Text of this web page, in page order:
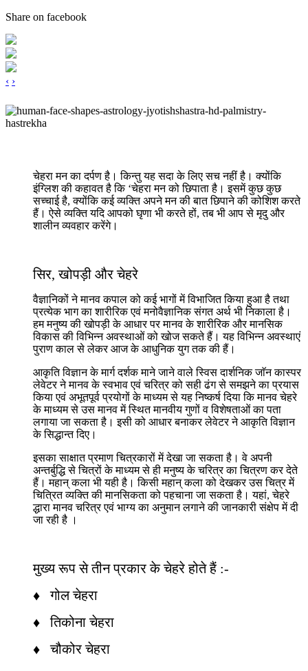
Share on facebook
‹ ›
चेहरा मन का दर्पण है। किन्तु यह सदा के लिए सच नहीं है। क्योंकि
इंग्लिश की कहावत है कि ‘चेहरा मन को छिपाता है। इसमें कुछ कुछ
सच्चाई है, क्योंकि कई व्यक्ति अपने मन की बात छिपाने की कोशिश करते
हैं। ऐसे व्यक्ति यदि आपको घृणा भी करते हों, तब भी आप से मृदु और
शालीन व्यवहार करेंगे।
सिर, खोपड़ी और चेहरे
वैज्ञानिकों ने मानव कपाल को कई भागों में विभाजित किया हुआ है तथा
प्रत्येक भाग का शारीरिक एवं मनोवैज्ञानिक संगत अर्थ भी निकाला है।
हम मनुष्य की खोपड़ी के आधार पर मानव के शारीरिक और मानसिक
विकास की विभिन्न अवस्थाओं को खोज सकते हैं। यह विभिन्न अवस्थाएं
पुराण काल से लेकर आज के आधुनिक युग तक की हैं।
आकृति विज्ञान के मार्ग दर्शक माने जाने वाले स्विस दार्शनिक जाॅन कास्पर
लेवेटर ने मानव के स्वभाव एवं चरित्र को सही ढंग से समझने का प्रयास
किया एवं अभूतपूर्व प्रयोगों के माध्यम से यह निष्कर्ष दिया कि मानव चेहरे
के माध्यम से उस मानव में स्थित मानवीय गुणों व विशेषताओं का पता
लगाया जा सकता है। इसी को आधार बनाकर लेवेटर ने आकृति विज्ञान
के सिद्धान्त दिए।
इसका साक्षात प्रमाण चित्रकारों में देखा जा सकता है। वे अपनी
अन्तर्बुद्धि से चित्रों के माध्यम से ही मनुष्य के चरित्र का चित्रण कर देते
हैं। महान् कला भी यही है। किसी महान् कला को देखकर उस चित्र में
चित्रित व्यक्ति की मानसिकता को पहचाना जा सकता है। यहां, चेहरे
द्धारा मानव चरित्र एवं भाग्य का अनुमान लगाने की जानकारी संक्षेप में दी
जा रही है ।
मुख्य रूप से तीन प्रकार के चेहरे होते हैं :-
♦ गोल चेहरा
♦ तिकोना चेहरा
♦ चौकोर चेहरा